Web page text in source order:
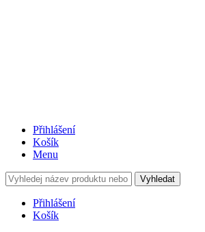
Přihlášení
Košík
Menu
Vyhledat
Přihlášení
Košík